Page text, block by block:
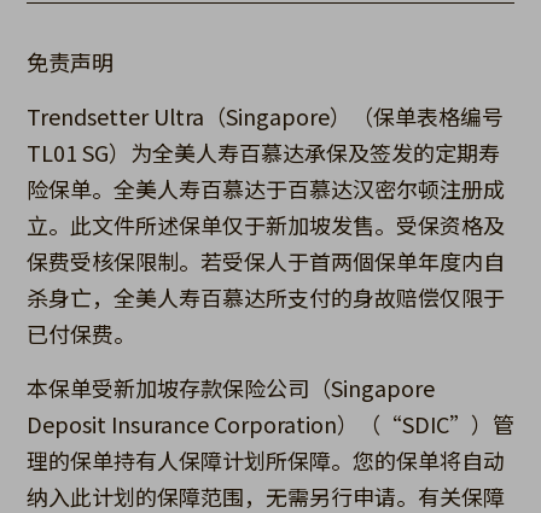
免责声明
Trendsetter Ultra（Singapore）（保单表格编号
TL01 SG）为全美人寿百慕达承保及签发的定期寿
险保单。全美人寿百慕达于百慕达汉密尔顿注册成
立。此文件所述保单仅于新加坡发售。受保资格及
保费受核保限制。若受保人于首两個保单年度内自
杀身亡，全美人寿百慕达所支付的身故赔偿仅限于
已付保费。
本保单受新加坡存款保险公司（Singapore
Deposit Insurance Corporation）（“SDIC”）管
理的保单持有人保障计划所保障。您的保单将自动
纳入此计划的保障范围，无需另行申请。有关保障